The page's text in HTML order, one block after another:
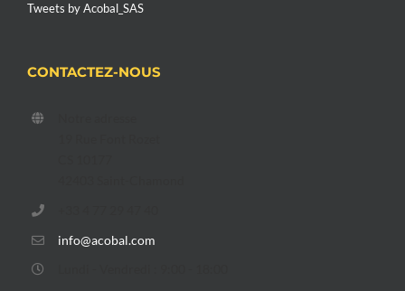
Tweets by Acobal_SAS
CONTACTEZ-NOUS
info@acobal.com